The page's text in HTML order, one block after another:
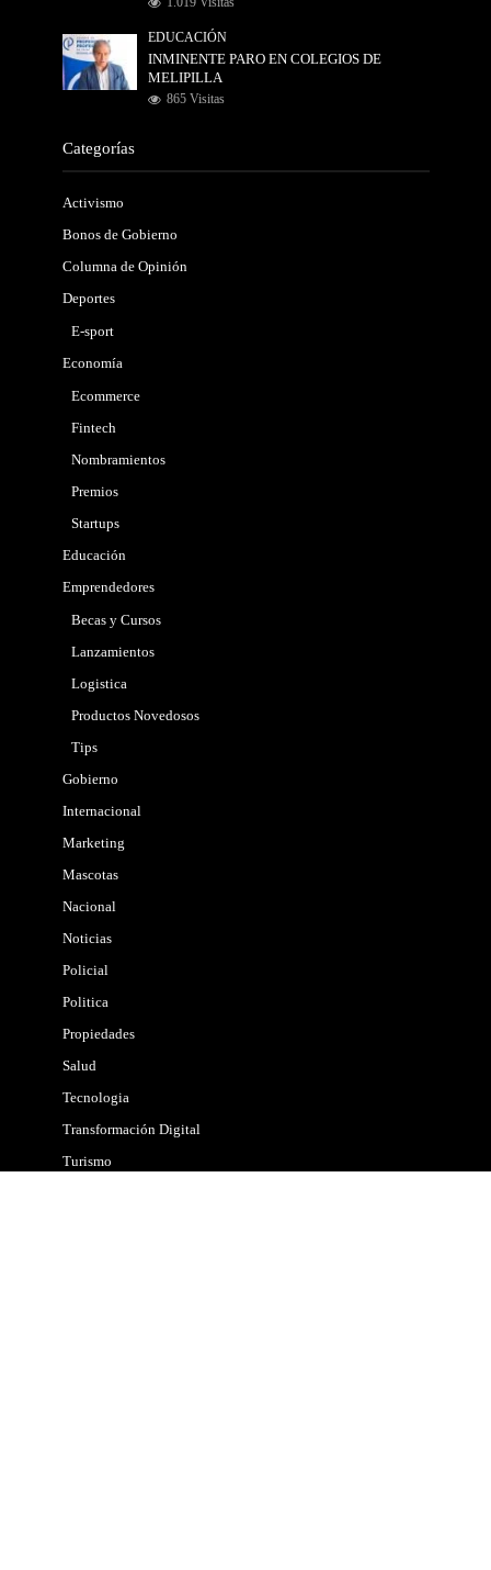
1.019 Visitas
EDUCACIÓN
INMINENTE PARO EN COLEGIOS DE
MELIPILLA
865 Visitas
Categorías
Activismo
Bonos de Gobierno
Columna de Opinión
Deportes
E-sport
Economía
Ecommerce
Fintech
Nombramientos
Premios
Startups
Educación
Emprendedores
Becas y Cursos
Lanzamientos
Logistica
Productos Novedosos
Tips
Gobierno
Internacional
Marketing
Mascotas
Nacional
Noticias
Policial
Politica
Propiedades
Salud
Tecnologia
Transformación Digital
Turismo